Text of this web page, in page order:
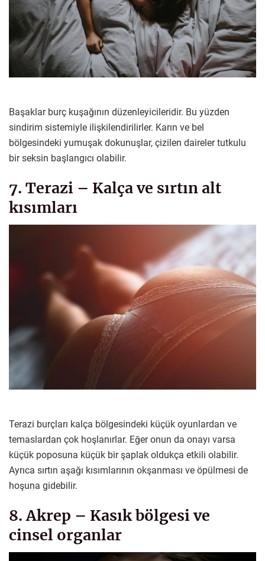
Başaklar burç kuşağının düzenleyicileridir. Bu yüzden
sindirim sistemiyle ilişkilendirilirler. Karın ve bel
bölgesindeki yumuşak dokunuşlar, çizilen daireler tutkulu
bir seksin başlangıcı olabilir.
7. Terazi – Kalça ve sırtın alt
kısımları
Terazi burçları kalça bölgesindeki küçük oyunlardan ve
temaslardan çok hoşlanırlar. Eğer onun da onayı varsa
küçük poposuna küçük bir şaplak oldukça etkili olabilir.
Ayrıca sırtın aşağı kısımlarının okşanması ve öpülmesi de
hoşuna gidebilir.
8. Akrep – Kasık bölgesi ve
cinsel organlar